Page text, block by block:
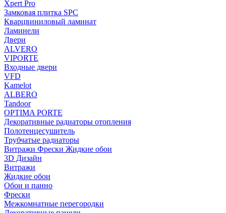
Xpert Pro
Замковая плитка SPC
Кварцвиниловый ламинат
Ламинели
Двери
ALVERO
VIPORTE
Входные двери
VFD
Kamelot
ALBERO
Tandoor
OPTIMA PORTE
Декоративные радиаторы отопления
Полотенцесушитель
Трубчатые радиаторы
Витражи Фрески Жидкие обои
3D Дизайн
Витражи
Жидкие обои
Обои и панно
Фрески
Межкомнатные перегородки